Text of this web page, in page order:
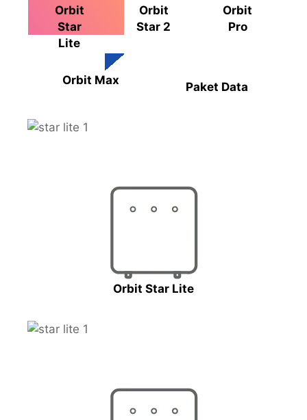
Orbit
Star
Lite
Orbit
Star 2
Orbit
Pro
Orbit Max Paket Data
Orbit Star Lite